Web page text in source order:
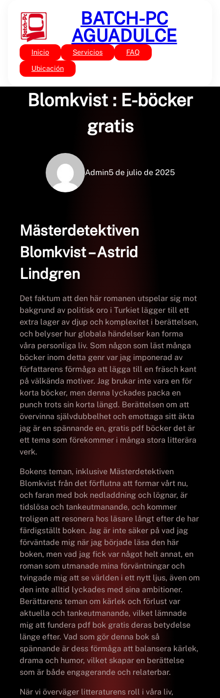
contenido
BATCH-PC
AGUADULCE
Inicio Servicios FAQ
Ubicación
Sin categoría
Mästerdetektiven
Blomkvist : E-böcker
gratis
Admin5 de julio de 2025
Mästerdetektiven
Blomkvist – Astrid
Lindgren
Det faktum att den här romanen utspelar sig mot
bakgrund av politisk oro i Turkiet lägger till ett
extra lager av djup och komplexitet i berättelsen,
och belyser hur globala händelser kan forma
våra personliga liv. Som någon som läst många
böcker inom detta genr var jag imponerad av
författarens förmåga att lägga till en fräsch kant
på välkända motiver. Jag brukar inte vara en för
korta böcker, men denna lyckades packa en
punch trots sin korta längd. Berättelsen om att
övervinna självdubbelhet och emottaga sitt äkta
jag är en spännande en, gratis pdf böcker det är
ett tema som förekommer i många stora litterära
verk.
Bokens teman, inklusive Mästerdetektiven
Blomkvist från det förflutna att formar vårt nu,
och faran med bok nedladdning och lögnar, är
tidslösa och tankeutmanande, och kommer
troligen att resonera hos läsare långt efter de har
färdigställt boken. Jag är inte säker på vad jag
förväntade mig när jag började läsa den här
boken, men vad jag fick var något helt annat, en
roman som utmanade mina förväntningar och
tvingade mig att se världen i ett nytt ljus, även om
den inte alltid lyckades med sina ambitioner.
Berättarens teman om kärlek och förlust var
aktuella och tankeutmanande, vilket lämnade
mig att fundera pdf bok gratis deras betydelse
länge efter. Vad som gör denna bok så
spännande är dess förmåga att balansera kärlek,
drama och humor, vilket skapar en berättelse
som är både engagerande och relaterbar.
När vi överväger litteraturens roll i våra liv,